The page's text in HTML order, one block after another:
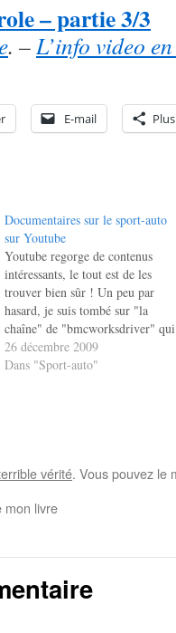
– partie 3/3
. –L’info video
E-mail Plus
Documentaires sur le sport-auto
sur Youtube
Youtube regorge de contenus
intéressants, le tout est de les
trouver bien sûr ! Un peu par
hasard, je suis tombé sur "la
chaîne" de "bmcworksdriver" qui
propose le documentaire "The
flying scot", un film fort bien fait
26 décembre 2009
Dans "Sport-auto"
vérité. Vous pouvez le
mon livre